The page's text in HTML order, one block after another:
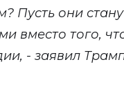
Пусть они
вместо того,
- заявил